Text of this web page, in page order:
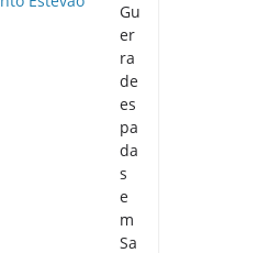
Gu
er
ra
de
es
pa
da
s
e
m
Sa